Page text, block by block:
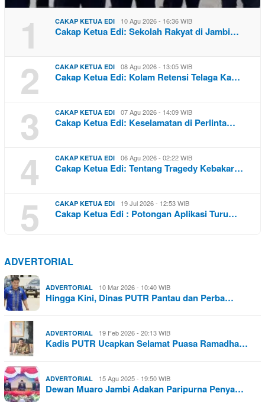
1 CAKAP KETUA EDI 10 Agu 2026 - 16:36 WIB
Cakap Ketua Edi: Sekolah Rakyat di Jambi…
2 CAKAP KETUA EDI 08 Agu 2026 - 13:05 WIB
Cakap Ketua Edi: Kolam Retensi Telaga Ka…
3 CAKAP KETUA EDI 07 Agu 2026 - 14:09 WIB
Cakap Ketua Edi: Keselamatan di Perlinta…
4 CAKAP KETUA EDI 06 Agu 2026 - 02:22 WIB
Cakap Ketua Edi: Tentang Tragedy Kebakar…
5 CAKAP KETUA EDI 19 Jul 2026 - 12:53 WIB
Cakap Ketua Edi : Potongan Aplikasi Turu…
ADVERTORIAL
ADVERTORIAL 10 Mar 2026 - 10:40 WIB
Hingga Kini, Dinas PUTR Pantau dan Perba…
ADVERTORIAL 19 Feb 2026 - 20:13 WIB
Kadis PUTR Ucapkan Selamat Puasa Ramadha…
ADVERTORIAL 15 Agu 2025 - 19:50 WIB
Dewan Muaro Jambi Adakan Paripurna Penya…